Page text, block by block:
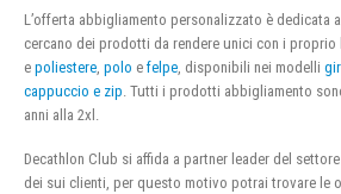
L’offerta abbigliamento personalizzato è dedicata
cercano dei prodotti da rendere unici con i
e poliestere polo e felpe , disponibili nei modelli
cappuccio e zip . Tutti i prodotti abbigliamento
anni alla 2xl.
Decathlon Club si affida a partner leader del
dei sui clienti, per questo motivo potrai trovare le